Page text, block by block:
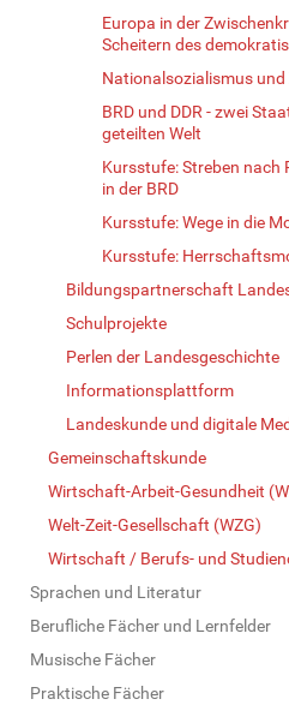
Europa in der
Scheitern des
Nationalsozialismus und
BRD und DDR - zwei
geteilten Welt
Kursstufe: Streben
in der BRD
Kursstufe: Wege in die
Kursstufe:
Bildungspartnerschaft
Schulprojekte
Perlen der Landesgeschichte
Informationsplattform
Landeskunde und digitale
Gemeinschaftskunde
Wirtschaft-Arbeit-Gesundheit
Welt-Zeit-Gesellschaft (WZG)
Wirtschaft / Berufs- und
Sprachen und Literatur
Berufliche Fächer und Lernfelder
Musische Fächer
Praktische Fächer